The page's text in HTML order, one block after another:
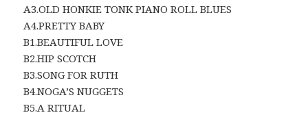
A3.OLD HONKIE TONK PIANO ROLL BLUES
A4.PRETTY BABY
B1.BEAUTIFUL LOVE
B2.HIP SCOTCH
B3.SONG FOR RUTH
B4.NOGA’S NUGGETS
B5.A RITUAL